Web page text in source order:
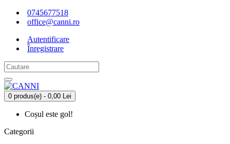
0745677518
office@canni.ro
Autentificare
Înregistrare
0 produs(e) - 0,00 Lei
Coșul este gol!
Categorii